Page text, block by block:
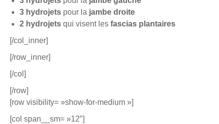
3 hydrojets pour la jambe droite
2 hydrojets qui visent les fascias plantaires
[/col_inner]
[/row_inner]
[/col]
[/row]
[row visibility= »show-for-medium »]
[col span__sm= »12″]